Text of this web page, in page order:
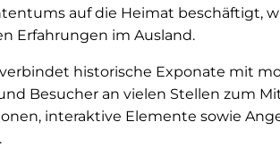
auf die Heimat beschäftigt,
Erfahrungen im Ausland.
historische Exponate mit
Besucher an vielen Stellen zum
interaktive Elemente sowie